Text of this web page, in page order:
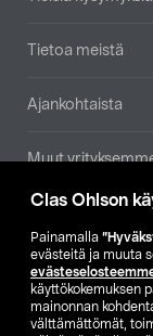
Clas Ohlson
Painamalla
evästeitä ja muuta
käyttökokemuksen
mainonnan
välttämättömät,
Tietoa meistä
Ajankohtaista
Muut